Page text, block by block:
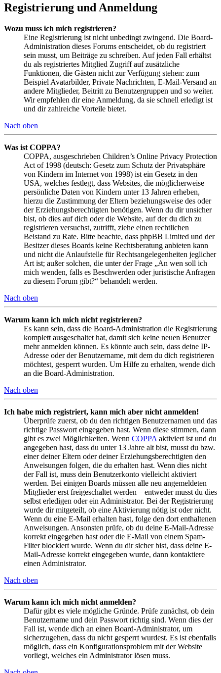
Registrierung und Anmeldung
Wozu muss ich mich registrieren?
Eine Registrierung ist nicht unbedingt zwingend. Die Board-
Administration dieses Forums entscheidet, ob du registriert
sein musst, um Beiträge zu schreiben. Auf jeden Fall erhältst
du als registriertes Mitglied Zugriff auf zusätzliche
Funktionen, die Gästen nicht zur Verfügung stehen: zum
Beispiel Avatarbilder, Private Nachrichten, E-Mail-Versand an
andere Mitglieder, Beitritt zu Benutzergruppen und so weiter.
Wir empfehlen dir eine Anmeldung, da sie schnell erledigt ist
und dir zahlreiche Vorteile bietet.
Nach oben
Was ist COPPA?
COPPA, ausgeschrieben Children’s Online Privacy Protection
Act of 1998 (deutsch: Gesetz zum Schutz der Privatsphäre
von Kindern im Internet von 1998) ist ein Gesetz in den
USA, welches festlegt, dass Websites, die möglicherweise
persönliche Daten von Kindern unter 13 Jahren erheben,
hierzu die Zustimmung der Eltern beziehungsweise des oder
der Erziehungsberechtigten benötigen. Wenn du dir unsicher
bist, ob dies auf dich oder die Website, auf der du dich zu
registrieren versuchst, zutrifft, ziehe einen rechtlichen
Beistand zu Rate. Bitte beachte, dass phpBB Limited und der
Besitzer dieses Boards keine Rechtsberatung anbieten kann
und nicht die Anlaufstelle für Rechtsangelegenheiten jeglicher
Art ist; außer solchen, die unter der Frage „An wen soll ich
mich wenden, falls es Beschwerden oder juristische Anfragen
zu diesem Forum gibt?“ behandelt werden.
Nach oben
Warum kann ich mich nicht registrieren?
Es kann sein, dass die Board-Administration die Registrierung
komplett ausgeschaltet hat, damit sich keine neuen Benutzer
mehr anmelden können. Es könnte auch sein, dass deine IP-
Adresse oder der Benutzername, mit dem du dich registrieren
möchtest, gesperrt wurden. Um Hilfe zu erhalten, wende dich
an die Board-Administration.
Nach oben
Ich habe mich registriert, kann mich aber nicht anmelden!
Überprüfe zuerst, ob du den richtigen Benutzernamen und das
richtige Passwort eingegeben hast. Wenn diese stimmen, dann
gibt es zwei Möglichkeiten. Wenn COPPA aktiviert ist und du
angegeben hast, dass du unter 13 Jahre alt bist, musst du bzw.
einer deiner Eltern oder deiner Erziehungsberechtigten den
Anweisungen folgen, die du erhalten hast. Wenn dies nicht
der Fall ist, muss dein Benutzerkonto vielleicht aktiviert
werden. Bei einigen Boards müssen alle neu angemeldeten
Mitglieder erst freigeschaltet werden – entweder musst du dies
selbst erledigen oder ein Administrator. Bei der Registrierung
wurde dir mitgeteilt, ob eine Aktivierung nötig ist oder nicht.
Wenn du eine E-Mail erhalten hast, folge den dort enthaltenen
Anweisungen. Ansonsten prüfe, ob du deine E-Mail-Adresse
korrekt eingegeben hast oder die E-Mail von einem Spam-
Filter blockiert wurde. Wenn du dir sicher bist, dass deine E-
Mail-Adresse korrekt eingegeben wurde, dann kontaktiere
einen Administrator.
Nach oben
Warum kann ich mich nicht anmelden?
Dafür gibt es viele mögliche Gründe. Prüfe zunächst, ob dein
Benutzername und dein Passwort richtig sind. Wenn dies der
Fall ist, wende dich an einen Board-Administrator, um
sicherzugehen, dass du nicht gesperrt wurdest. Es ist ebenfalls
möglich, dass ein Konfigurationsproblem mit der Website
vorliegt, welches ein Administrator lösen muss.